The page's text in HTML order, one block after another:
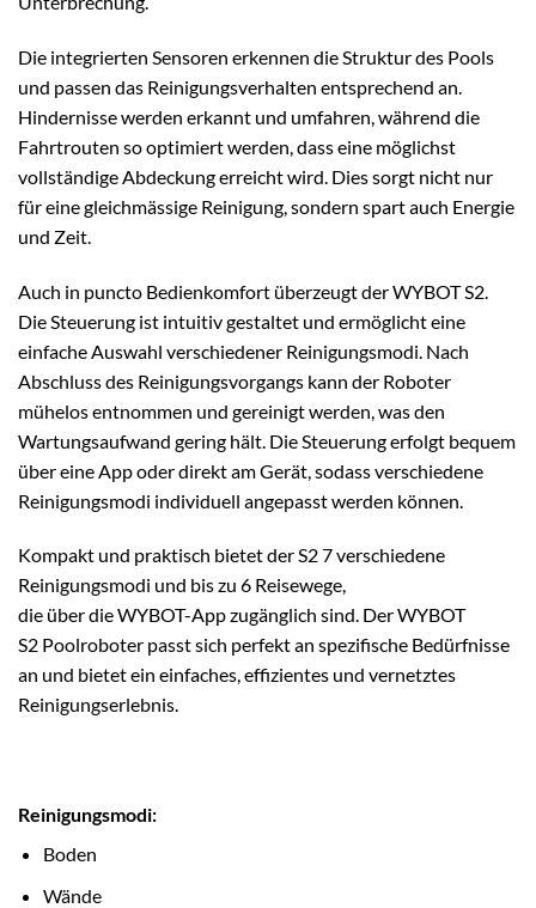
Die integrierten Sensoren erkennen die Struktur des Pools
und passen das Reinigungsverhalten entsprechend an.
Hindernisse werden erkannt und umfahren, während die
Fahrtrouten so optimiert werden, dass eine möglichst
vollständige Abdeckung erreicht wird. Dies sorgt nicht nur
für eine gleichmässige Reinigung, sondern spart auch Energie
und Zeit.
Auch in puncto Bedienkomfort überzeugt der WYBOT S2.
Die Steuerung ist intuitiv gestaltet und ermöglicht eine
einfache Auswahl verschiedener Reinigungsmodi. Nach
Abschluss des Reinigungsvorgangs kann der Roboter
mühelos entnommen und gereinigt werden, was den
Wartungsaufwand gering hält. Die Steuerung erfolgt bequem
über eine App oder direkt am Gerät, sodass verschiedene
Reinigungsmodi individuell angepasst werden können.
Kompakt und praktisch bietet der S27 verschiedene
Reinigungsmodi und bis zu 6 Reisewege,
die überdieWYBOT-Appzugänglich sind. Der WYBOT
S2 Poolroboter passt sich perfekt an spezifische Bedürfnisse
an und bietet ein einfaches, effizientes und vernetztes
Reinigungserlebnis.
Reinigungsmodi:
Boden
Wände